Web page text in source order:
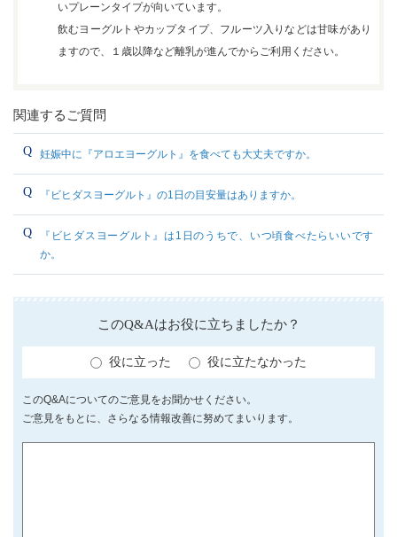
いプレーンタイプが向いています。
飲むヨーグルトやカップタイプ、フルーツ入りなどは甘味があり
ますので、１歳以降など離乳が進んでからご利用ください。
関連するご質問
妊娠中に『アロエヨーグルト』を食べても大丈夫ですか。
『ビヒダスヨーグルト』の1日の目安量はありますか。
『ビヒダスヨーグルト』は1日のうちで、いつ頃食べたらいいです
か。
このQ&Aはお役に立ちましたか？
役に立った 役に立たなかった
このQ&Aについてのご意見をお聞かせください。
ご意見をもとに、さらなる情報改善に努めてまいります。